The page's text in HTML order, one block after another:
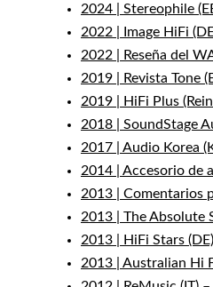
2024 | Stereophile
2022 | Image HiFi
2022 | Reseña del
2019 | Revista Tone
2019 | HiFi Plus
2018 | SoundStage
2017 | Audio Korea
2014 | Accesorio de
2013 | Comentarios
2013 | The Absolute
2013 | HiFi Stars
2013 | Australian Hi